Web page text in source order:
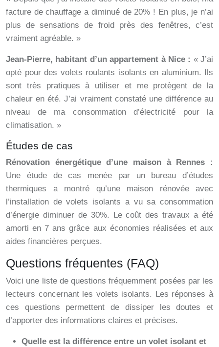
facture de chauffage a diminué de 20% ! En plus, je n’ai
plus de sensations de froid près des fenêtres, c’est
vraiment agréable. »
Jean-Pierre, habitant d’un appartement à Nice : « J’ai
opté pour des volets roulants isolants en aluminium. Ils
sont très pratiques à utiliser et me protègent de la
chaleur en été. J’ai vraiment constaté une différence au
niveau de ma consommation d’électricité pour la
climatisation. »
Études de cas
Rénovation énergétique d’une maison à Rennes :
Une étude de cas menée par un bureau d’études
thermiques a montré qu’une maison rénovée avec
l’installation de volets isolants a vu sa consommation
d’énergie diminuer de 30%. Le coût des travaux a été
amorti en 7 ans grâce aux économies réalisées et aux
aides financières perçues.
Questions fréquentes (FAQ)
Voici une liste de questions fréquemment posées par les
lecteurs concernant les volets isolants. Les réponses à
ces questions permettent de dissiper les doutes et
d’apporter des informations claires et précises.
Quelle est la différence entre un volet isolant et